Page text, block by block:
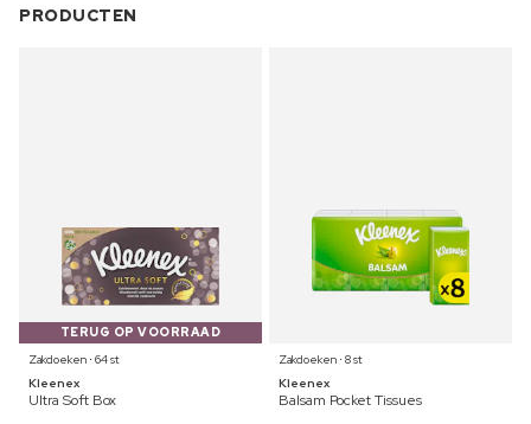
PRODUCTEN
TERUG OP VOORRAAD
Zakdoeken ⋅ 64 st
Kleenex
Ultra Soft Box
Zakdoeken ⋅ 8 st
Kleenex
Balsam Pocket Tissues